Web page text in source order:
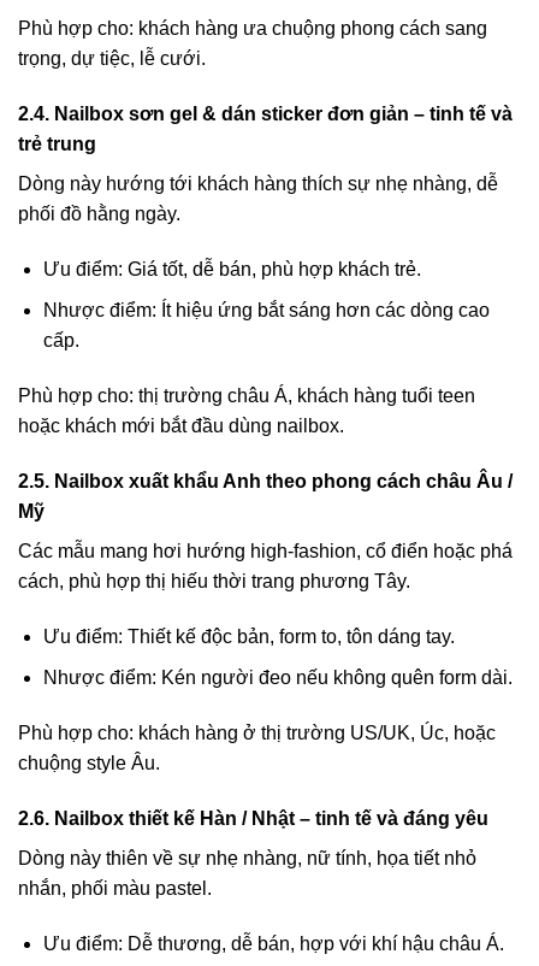
Phù hợp cho: khách hàng ưa chuộng phong cách sang
trọng, dự tiệc, lễ cưới.
2.4. Nailbox sơn gel & dán sticker đơn giản – tinh tế và
trẻ trung
Dòng này hướng tới khách hàng thích sự nhẹ nhàng, dễ
phối đồ hằng ngày.
Ưu điểm: Giá tốt, dễ bán, phù hợp khách trẻ.
Nhược điểm: Ít hiệu ứng bắt sáng hơn các dòng cao
cấp.
Phù hợp cho: thị trường châu Á, khách hàng tuổi teen
hoặc khách mới bắt đầu dùng nailbox.
2.5. Nailbox xuất khẩu Anh theo phong cách châu Âu /
Mỹ
Các mẫu mang hơi hướng high-fashion, cổ điển hoặc phá
cách, phù hợp thị hiếu thời trang phương Tây.
Ưu điểm: Thiết kế độc bản, form to, tôn dáng tay.
Nhược điểm: Kén người đeo nếu không quên form dài.
Phù hợp cho: khách hàng ở thị trường US/UK, Úc, hoặc
chuộng style Âu.
2.6. Nailbox thiết kế Hàn / Nhật – tinh tế và đáng yêu
Dòng này thiên về sự nhẹ nhàng, nữ tính, họa tiết nhỏ
nhắn, phối màu pastel.
Ưu điểm: Dễ thương, dễ bán, hợp với khí hậu châu Á.